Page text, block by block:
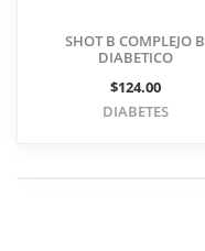
SHOT B COMPLEJO B
DIABETICO
$124.00
DIABETES